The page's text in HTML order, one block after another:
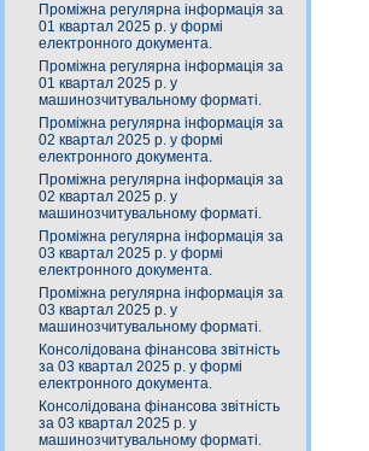
Проміжна регулярна інформація за
01 квартал 2025 р. у формі
електронного документа.
Проміжна регулярна інформація за
01 квартал 2025 р. у
машинозчитувальному форматі.
Проміжна регулярна інформація за
02 квартал 2025 р. у формі
електронного документа.
Проміжна регулярна інформація за
02 квартал 2025 р. у
машинозчитувальному форматі.
Проміжна регулярна інформація за
03 квартал 2025 р. у формі
електронного документа.
Проміжна регулярна інформація за
03 квартал 2025 р. у
машинозчитувальному форматі.
Консолідована фінансова звітність
за 03 квартал 2025 р. у формі
електронного документа.
Консолідована фінансова звітність
за 03 квартал 2025 р. у
машинозчитувальному форматі.